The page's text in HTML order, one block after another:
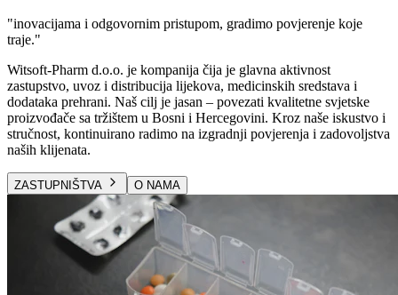
"inovacijama i odgovornim pristupom, gradimo povjerenje koje
traje."
Witsoft-Pharm d.o.o. je kompanija čija je glavna aktivnost
zastupstvo, uvoz i distribucija lijekova, medicinskih sredstava i
dodataka prehrani. Naš cilj je jasan – povezati kvalitetne svjetske
proizvođače sa tržištem u Bosni i Hercegovini. Kroz naše iskustvo i
stručnost, kontinuirano radimo na izgradnji povjerenja i zadovoljstva
naših klijenata.
ZASTUPNIŠTVA O NAMA